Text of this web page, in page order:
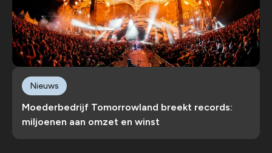
Moederbedrijf Tomorrowland breekt records:
miljoenen aan omzet en winst
Nieuws